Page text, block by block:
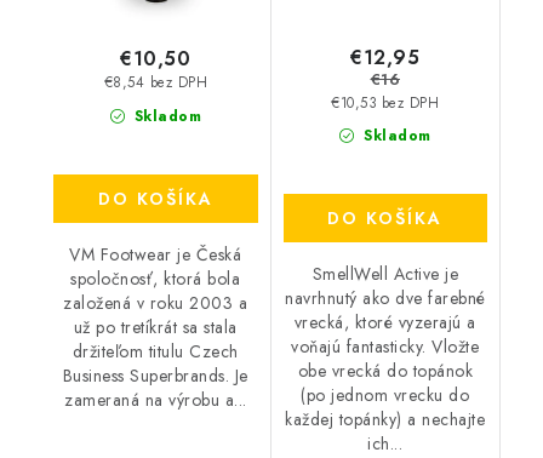
Skladom
€8,54 bez DPH
€10,50
DO KOŠÍKA
VM Footwear je Česká
spoločnosť, ktorá bola
založená v roku 2003 a
už po tretíkrát sa stala
držiteľom titulu Czech
Business Superbrands. Je
zameraná na výrobu a...
Skladom
€10,53 bez DPH
€12,95
€16
DO KOŠÍKA
SmellWell Active je
navrhnutý ako dve farebné
vrecká, ktoré vyzerajú a
voňajú fantasticky. Vložte
obe vrecká do topánok
(po jednom vrecku do
každej topánky) a nechajte
ich...